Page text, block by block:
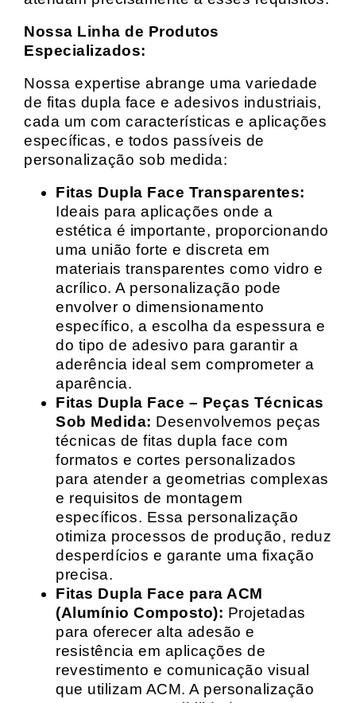
Nossa Linha de Produtos
Especializados:
Nossa expertise abrange uma variedade
de fitas dupla face e adesivos industriais,
cada um com características e aplicações
específicas, e todos passíveis de
personalização sob medida:
Fitas Dupla Face Transparentes:
Ideais para aplicações onde a
estética é importante, proporcionando
uma união forte e discreta em
materiais transparentes como vidro e
acrílico. A personalização pode
envolver o dimensionamento
específico, a escolha da espessura e
do tipo de adesivo para garantir a
aderência ideal sem comprometer a
aparência.
Fitas Dupla Face – Peças Técnicas
Sob Medida: Desenvolvemos peças
técnicas de fitas dupla face com
formatos e cortes personalizados
para atender a geometrias complexas
e requisitos de montagem
específicos. Essa personalização
otimiza processos de produção, reduz
desperdícios e garante uma fixação
precisa.
Fitas Dupla Face para ACM
(Alumínio Composto): Projetadas
para oferecer alta adesão e
resistência em aplicações de
revestimento e comunicação visual
que utilizam ACM. A personalização